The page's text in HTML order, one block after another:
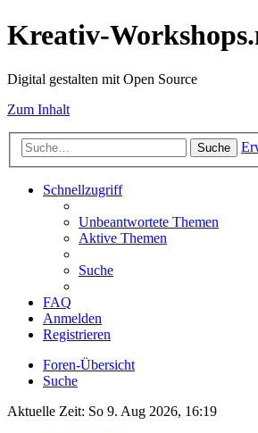
Kreativ-
Digital gestalten mit Open Source
Zum Inhalt
Suche
Schnellzugriff
Unbeantwortete Themen
Aktive Themen
Suche
FAQ
Anmelden
Registrieren
Foren-Übersicht
Suche
Aktuelle Zeit: So 9. Aug 2026, 16:19